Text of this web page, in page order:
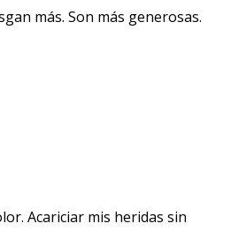
más. Son más generosas.
Acariciar mis heridas sin